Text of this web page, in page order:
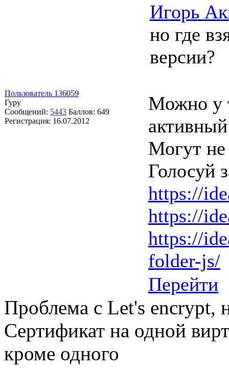
Пользователь 136059
Гуру
Сообщений: 5443 Баллов: 649
Регистрация: 16.07.2012
Игорь
но где
версии?
Можно у
Могут не
Голосуй
https://
https://
https://
folder-js/
Перейти
Проблема с Let's
Сертификат на одной
кроме одного